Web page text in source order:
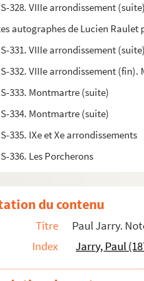
328. VIIIe arrondissement
autographes de Lucien
331. VIIIe arrondissement
332. VIIIe arrondissement (fin).
333. Montmartre (suite)
334. Montmartre (suite)
335. IXe et Xe arrondissements
336. Les Porcherons
338. L'hôtel Thiers, place
339. XVIe arrondissement.
analogues aux précédents
« En marge du vieux Paris.
du contenu
Titre
Paul Jarry.
Index
Jarry, Paul